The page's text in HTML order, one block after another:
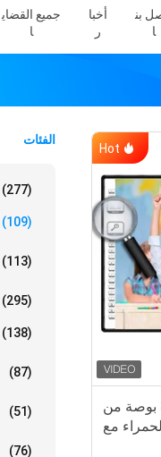
بن
ا
أخبا
ر
جميع القضاي
ا
الفئات
(277)
(109)
(113)
(295)
(138)
(87)
(51)
(76)
Hot
لوح أبيض رقمي تفاعلي بـ 82 بوصة من
مع